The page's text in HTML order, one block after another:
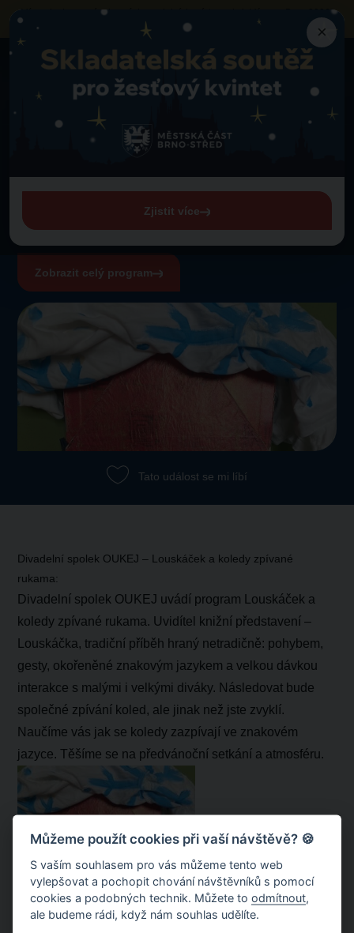
Výzva k obsazení vybraných prodejních míst
na akci „Vánoce Brno 2026“
neziskovými organizacemi a sociálními podniky
Zpět na program
Program
Divadelní spolek OUKEJ – pohádka
Neděle 30. 11. 2025 od 15:00
pohádka
Zobrazit celý program
Tato událost se mi líbí
Divadelní spolek OUKEJ – Louskáček a koledy zpívané
rukama:
Divadelní spolek OUKEJ uvádí program Louskáček a
koledy zpívané rukama. Uvidítel knižní představení –
Louskáčka, tradiční příběh hraný netradičně: pohybem,
gesty, okořeněné znakovým jazykem a velkou dávkou
interakce s malými i velkými diváky. Následovat bude
společné zpívání koled, ale jinak než jste zvyklí.
Naučíme vás jak se koledy zazpívají ve znakovém
jazyce. Těšíme se na předvánoční setkání a atmosféru.
×
Zjistit více
Můžeme použít cookies při vaší návštěvě? 🍪
S vaším souhlasem pro vás můžeme tento web
vylepšovat a pochopit chování návštěvníků s pomocí
cookies a podobných technik. Můžete toodmítnout
ale budeme rádi, když nám souhlas udělíte.